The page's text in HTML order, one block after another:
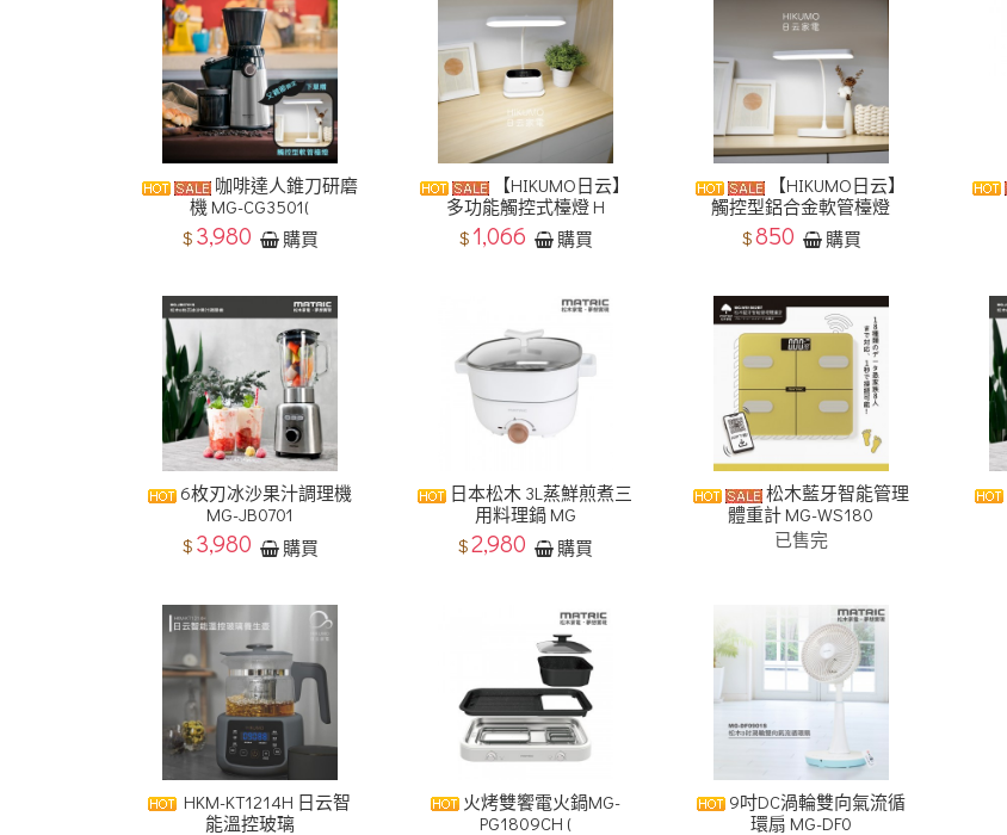
咖啡達人錐刀研磨
機 MG-CG3501(
$ 3,980 購買
【HIKUMO日云】
多功能觸控式檯燈 H
$ 1,066 購買
【HIKUMO日云】
觸控型鋁合金軟管檯燈
$850 購買
6枚刃冰沙果汁調理機
MG-JB0701
$ 3,980 購買
​日本松木 3L蒸鮮煎煮三
用料理鍋 MG
$2,980 購買
松木藍牙智能管理
體重計 MG-WS180
已售完
HKM-KT1214H 日云智
能溫控玻璃
火烤雙饗電火鍋MG-
PG1809CH (
9吋DC渦輪雙向氣流循
環扇 MG-DF0